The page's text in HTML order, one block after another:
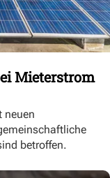
Mieterstrom
neuen
betroffen.